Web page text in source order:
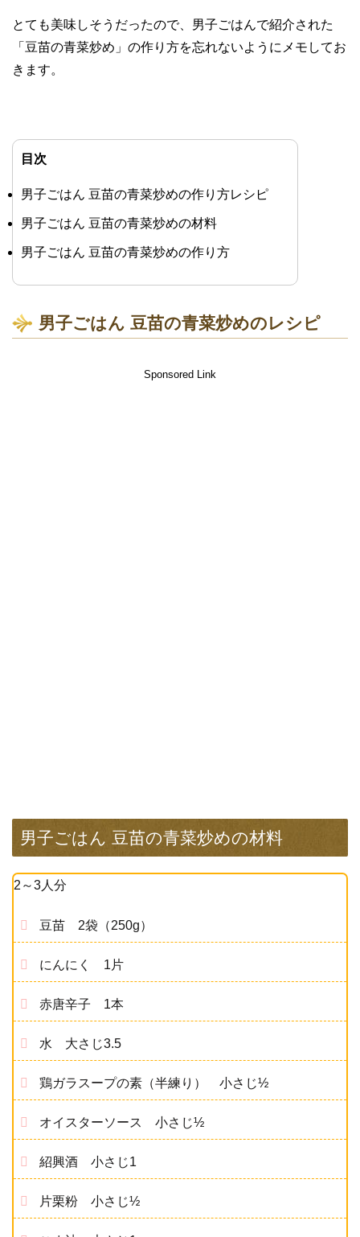
とても美味しそうだったので、男子ごはんで紹介された
「豆苗の青菜炒め」の作り方を忘れないようにメモしてお
きます。
目次
男子ごはん 豆苗の青菜炒めの作り方レシピ
男子ごはん 豆苗の青菜炒めの材料
男子ごはん 豆苗の青菜炒めの作り方
男子ごはん 豆苗の青菜炒めのレシピ
Sponsored Link
男子ごはん 豆苗の青菜炒めの材料
2～3人分
豆苗 2袋（250g）
にんにく 1片
赤唐辛子 1本
水 大さじ3.5
鶏ガラスープの素（半練り） 小さじ½
オイスターソース 小さじ½
紹興酒 小さじ1
片栗粉 小さじ½